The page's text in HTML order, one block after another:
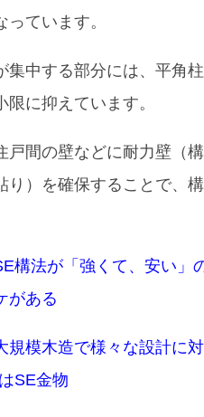
ています。
集中する部分には、平角
に抑えています。
戸間の壁などに耐力壁（
り）を確保することで、
構法が「強くて、安い」
がある
規模木造で様々な設計に
SE金物